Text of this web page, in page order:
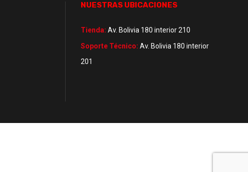
NUESTRAS UBICACIONES
Tienda: Av. Bolivia 180 interior 210
Soporte Técnico: Av. Bolivia 180 interior
201